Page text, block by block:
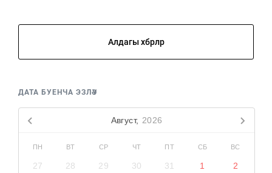
Алдагы хәбәрләр
ДАТА БУЕНЧА ЭЗЛӘҮ
Август, 2026
ПН ВТ СР ЧТ ПТ СБ ВС
27 28 29 30 31 1
2